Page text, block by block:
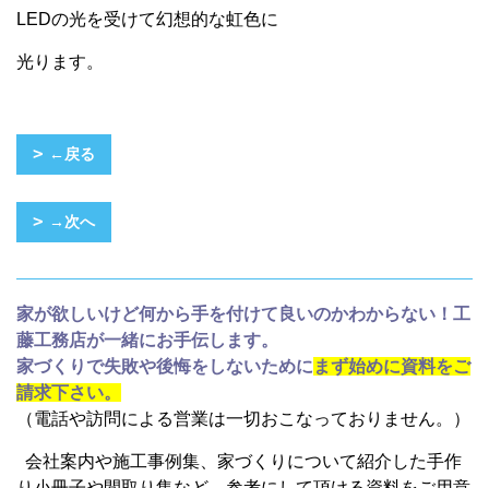
LEDの光を受けて幻想的な虹色に
光ります。
←戻る
→次へ
家が欲しいけど何から手を付けて良いのかわからない！工
藤工務店が一緒にお手伝します。
家づくりで失敗や後悔をしないために まず始めに資料をご
請求下さい。
（電話や訪問による営業は一切おこなっておりません。）
会社案内や施工事例集、家づくりについて紹介した手作